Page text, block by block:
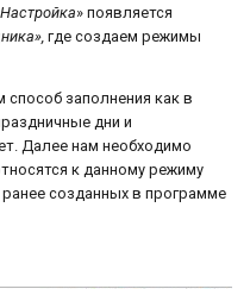
Настройка» появляется
где создаем режимы
заполнения как в
дни и
Далее нам необходимо
к данному режиму
созданных в программе